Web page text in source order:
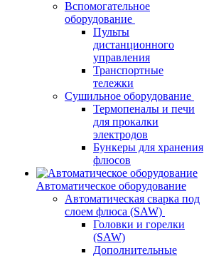
Вспомогательное
оборудование
Пульты
дистанционного
управления
Транспортные
тележки
Сушильное оборудование
Термопеналы и печи
для прокалки
электродов
Бункеры для хранения
флюсов
Автоматическое оборудование
Автоматическая сварка под
слоем флюса (SAW)
Головки и горелки
(SAW)
Дополнительные